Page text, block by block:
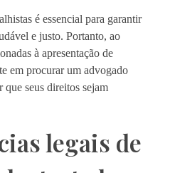
é essencial para garantir
e justo. Portanto, ao
à apresentação de
em procurar um advogado
que seus direitos sejam
legais de